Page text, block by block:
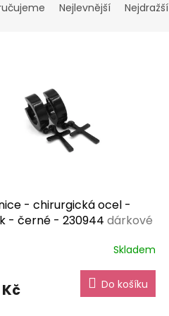
Nejlevnější Nejdražší
- chirurgická ocel -
- černé - 230944 dárkové
Skladem
Do košíku